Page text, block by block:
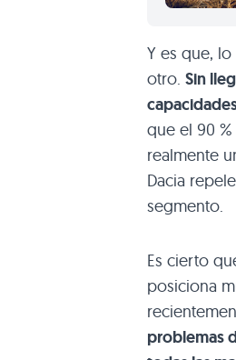
Y es que,
otro. Sin
que el 90
realmente
Dacia
segmento.
Es cierto
posiciona
problemas